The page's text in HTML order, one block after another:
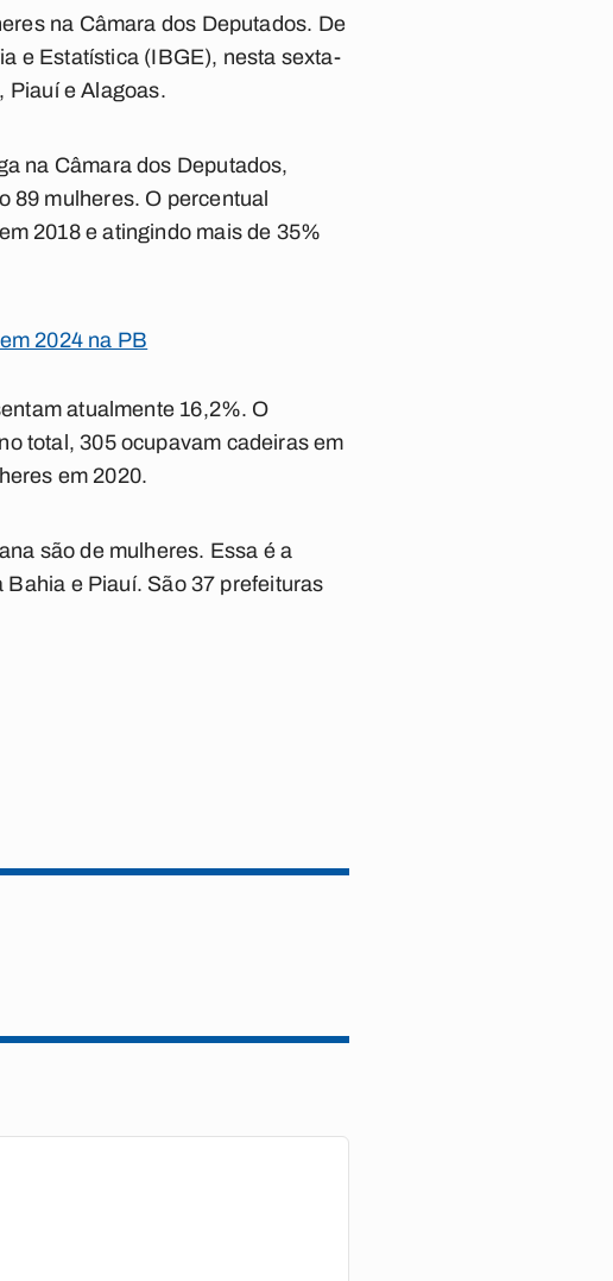
na Câmara dos Deputados. De
e Estatística (IBGE), nesta sexta-
Piauí e Alagoas.
na Câmara dos Deputados,
89 mulheres. O percentual
2018 e atingindo mais de 35%
2024 na PB
atualmente 16,2%. O
total, 305 ocupavam cadeiras em
em 2020.
são de mulheres. Essa é a
e Piauí. São 37 prefeituras